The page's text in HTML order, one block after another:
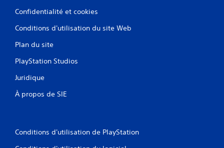
Confidentialité et cookies
Conditions d'utilisation du site Web
Plan du site
PlayStation Studios
Juridique
À propos de SIE
Conditions d'utilisation de PlayStation